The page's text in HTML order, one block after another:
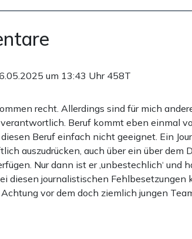
um 13:43 Uhr 458T
recht. Allerdings sind für mich
Beruf kommt eben einmal
Beruf einfach nicht geeignet. Ein
auszudrücken, auch über ein über dem
Nur dann ist er ‚unbestechlich‘ und
diesen journalistischen Fehlbesetzungen
vor dem doch ziemlich jungen